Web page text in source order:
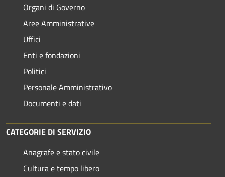
Organi di Governo
Aree Amministrative
Uffici
Enti e fondazioni
Politici
Personale Amministrativo
Documenti e dati
CATEGORIE DI SERVIZIO
Anagrafe e stato civile
Cultura e tempo libero